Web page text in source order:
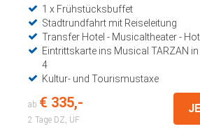
1 x Frühstücksbuffet
Stadtrundfahrt mit Reiseleitung
Transfer Hotel - Musicaltheater -
Eintrittskarte ins Musical TARZAN
4
Kultur- und Tourismustaxe
ab € 335,-
2 Tage DZ, ÜF